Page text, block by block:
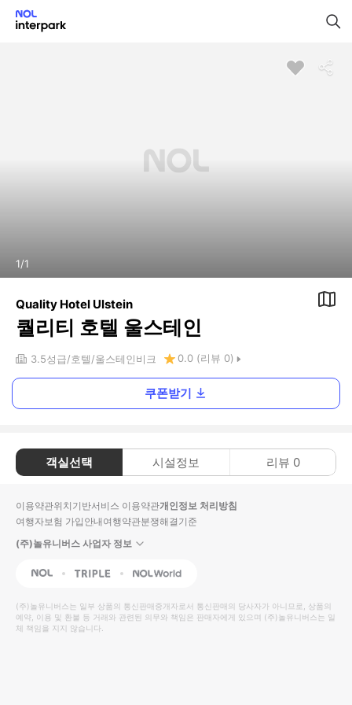
1/1
Quality Hotel Ulstein
퀄리티 호텔 울스테인
3.5성급 호텔 울스테인비크 0.0 (리뷰 0)
쿠폰받기
객실선택 시설정보 리뷰 0
이용약관위치기반서비스 이용약관개인정보 처리방침
여행자보험 가입안내여행약관분쟁해결기준
(주)놀유니버스 사업자 정보
NOL Triple Interpark Global
(주)놀유니버스는 일부 상품의 통신판매중개자로서 통신판매의 당사자가 아니므로, 상품의
예약, 이용 및 환불 등 거래와 관련된 의무와 책임은 판매자에게 있으며 (주)놀유니버스는 일
체 책임을 지지 않습니다.